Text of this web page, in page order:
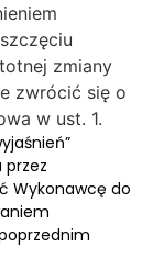
zmiany
zwrócić się o
w ust. 1.
Wykonawcę do